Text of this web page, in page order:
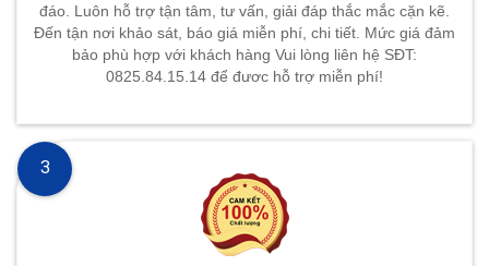
đáo. Luôn hỗ trợ tận tâm, tư vấn, giải đáp thắc mắc cặn kẽ.
Đến tận nơi khảo sát, báo giá miễn phí, chi tiết. Mức giá đảm
bảo phù hợp với khách hàng Vui lòng liên hệ SĐT:
0825.84.15.14 để đươc hỗ trợ miễn phí!
3